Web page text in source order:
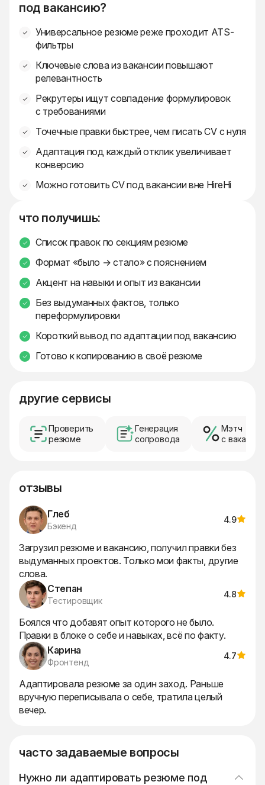
под вакансию?
Универсальное резюме реже проходит ATS-
фильтры
Ключевые слова из вакансии повышают
релевантность
Рекрутеры ищут совпадение формулировок
с требованиями
Точечные правки быстрее, чем писать CV с нуля
Адаптация под каждый отклик увеличивает
конверсию
Можно готовить CV под вакансии вне HireHi
что получишь:
Список правок по секциям резюме
Формат «было → стало» с пояснением
Акцент на навыки и опыт из вакансии
Без выдуманных фактов, только
переформулировки
Короткий вывод по адаптации под вакансию
Готово к копированию в своё резюме
другие сервисы
Проверить
резюме
Генерация
сопровода
Мэтч
с
отзывы
Глеб
Бэкенд
4.9
Загрузил резюме и вакансию, получил правки без
выдуманных проектов. Только мои факты, другие
слова.
Степан
Тестировщик
4.8
Боялся что добавят опыт которого не было.
Правки в блоке о себе и навыках, всё по факту.
Карина
Фронтенд
4.7
Адаптировала резюме за один заход. Раньше
вручную переписывала о себе, тратила целый
вечер.
часто задаваемые вопросы
Нужно ли адаптировать резюме под